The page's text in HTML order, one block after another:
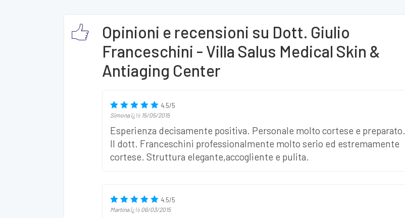
Opinioni e recensioni su Dott. Giulio
Franceschini - Villa Salus Medical Skin &
Antiaging Center
4.5/5
Simonaï¿½ 15/05/2015
Esperienza decisamente positiva. Personale molto cortese e preparato.
Il dott. Franceschini professionalmente molto serio ed estremamente
cortese. Struttura elegante,accogliente e pulita.
4.5/5
Martinaï¿½ 06/03/2015